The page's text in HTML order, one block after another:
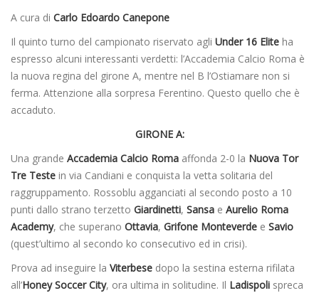
A cura di Carlo Edoardo Canepone
Il quinto turno del campionato riservato agli Under 16 Elite ha
espresso alcuni interessanti verdetti: l’Accademia Calcio Roma è
la nuova regina del girone A, mentre nel B l’Ostiamare non si
ferma. Attenzione alla sorpresa Ferentino. Questo quello che è
accaduto.
GIRONE A:
Una grande Accademia Calcio Roma affonda 2-0 la Nuova Tor
Tre Teste in via Candiani e conquista la vetta solitaria del
raggruppamento. Rossoblu agganciati al secondo posto a 10
punti dallo strano terzetto Giardinetti, Sansa e Aurelio Roma
Academy, che superano Ottavia, Grifone Monteverde e Savio
(quest’ultimo al secondo ko consecutivo ed in crisi).
Prova ad inseguire la Viterbese dopo la sestina esterna rifilata
all’Honey Soccer City, ora ultima in solitudine. Il Ladispoli spreca